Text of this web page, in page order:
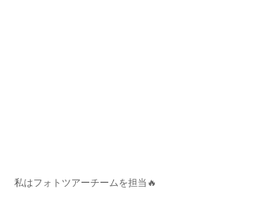
私はフォトツアーチームを担当🔥